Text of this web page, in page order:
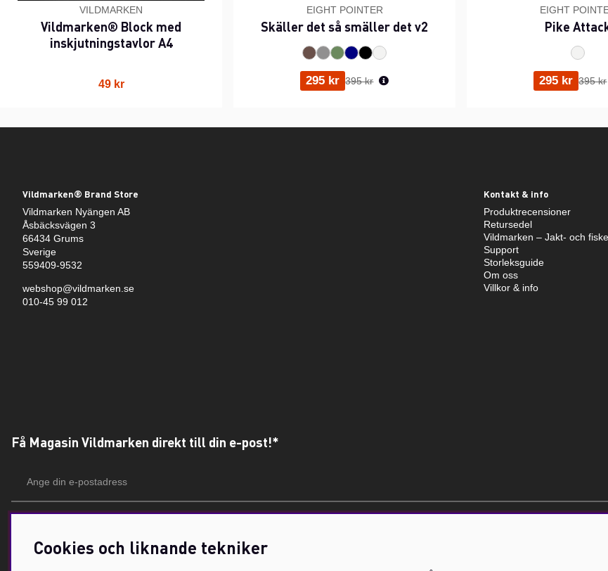
VILDMARKEN
Vildmarken® Block med
inskjutningstavlor A4
49 kr
EIGHT POINTER
Skäller det så smäller det v2
295 kr Ordinarie pris:
395 kr
EIGHT
Pike
295 kr 395 kr
Vildmarken® Brand Store
Vildmarken Nyängen AB
Åsbäcksvägen 3
66434 Grums
Sverige
559409-9532
webshop@vildmarken.se
010-45 99 012
Kontakt & info
Produktrecensioner
Retursedel
Vildmarken – Jakt- och
Support
Storleksguide
Om oss
Villkor & info
Få Magasin Vildmarken direkt till din e-post!*
postadress
Cookies och liknande tekniker